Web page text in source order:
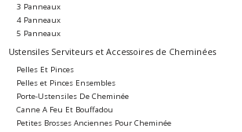
3 Panneaux
4 Panneaux
5 Panneaux
Ustensiles Serviteurs et Accessoires de Cheminées
Pelles Et Pinces
Pelles et Pinces Ensembles
Porte-Ustensiles De Cheminée
Canne A Feu Et Bouffadou
Petites Brosses Anciennes Pour Cheminée